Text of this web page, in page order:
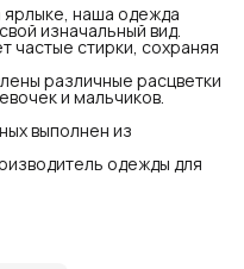
ярлыке, наша одежда
изначальный вид.
частые стирки, сохраняя
различные расцветки
и мальчиков.
выполнен из
одежды для